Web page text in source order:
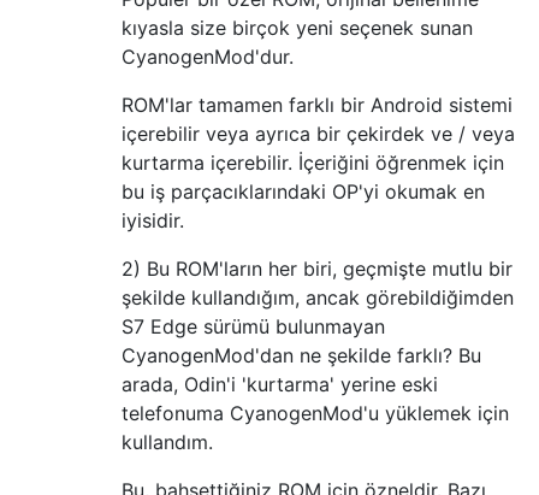
kıyasla size birçok yeni seçenek sunan
CyanogenMod'dur.
ROM'lar tamamen farklı bir Android sistemi
içerebilir veya ayrıca bir çekirdek ve / veya
kurtarma içerebilir. İçeriğini öğrenmek için
bu iş parçacıklarındaki OP'yi okumak en
iyisidir.
2) Bu ROM'ların her biri, geçmişte mutlu bir
şekilde kullandığım, ancak görebildiğimden
S7 Edge sürümü bulunmayan
CyanogenMod'dan ne şekilde farklı? Bu
arada, Odin'i 'kurtarma' yerine eski
telefonuma CyanogenMod'u yüklemek için
kullandım.
Bu, bahsettiğiniz ROM için özneldir. Bazı